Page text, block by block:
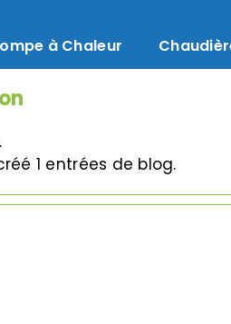
à Chaleur
1 entrées de blog.